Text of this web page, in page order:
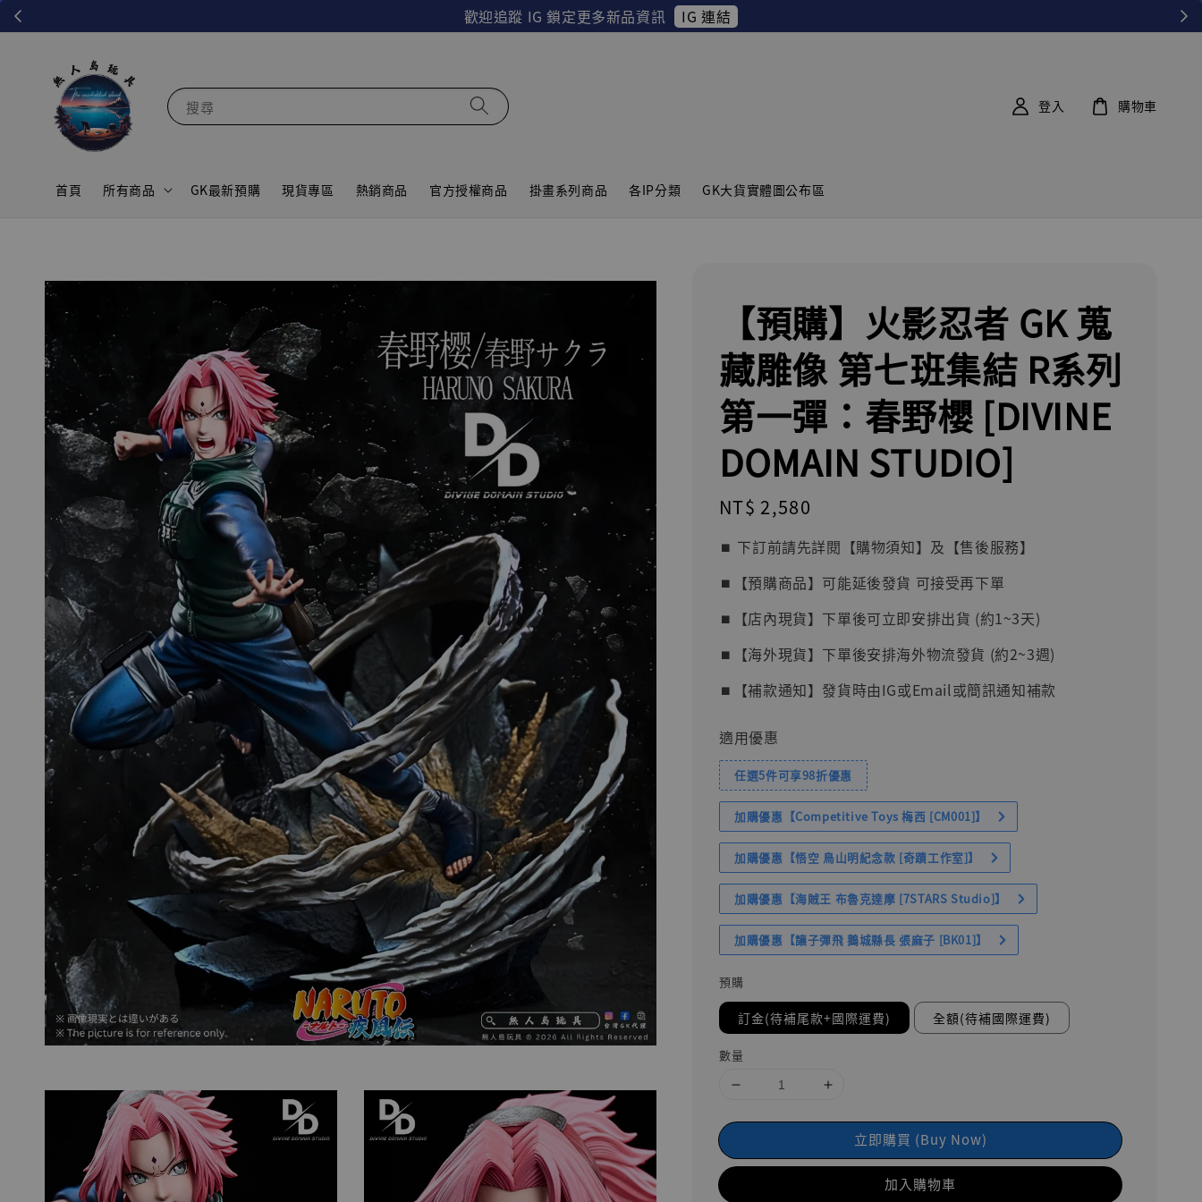
歡迎追蹤 IG 鎖定更多新品資訊 IG 連結
搜尋
首頁 所有商品 GK最新預購 現貨專區 熱銷商品 官方授權商品 掛畫系列商品 各IP分類 GK大貨實體圖公布區
登入 購物車
【預購】火影忍者 GK 蒐
藏雕像 第七班集結 R系列
第一彈：春野櫻 [DIVINE
DOMAIN STUDIO]
Regular
price
NT$ 2,580
⏹︎ 下訂前請先詳閱【購物須知】及【售後服務】
⏹︎【預購商品】可能延後發貨 可接受再下單
⏹︎【店內現貨】下單後可立即安排出貨 (約1~3天)
⏹︎【海外現貨】下單後安排海外物流發貨 (約2~3週)
⏹︎【補款通知】發貨時由IG或Email或簡訊通知補款
適用優惠
任選5件可享98折優惠
加購優惠【Competitive Toys 梅西 [CM001]】
加購優惠【悟空 鳥山明紀念款 [奇蹟工作室]】
加購優惠【海賊王 布魯克達摩 [7STARS Studio]】
加購優惠【讓子彈飛 鵝城縣長 張麻子 [BK01]】
預購
訂金(待補尾款+國際運費) 全額(待補國際運費)
數量
立即購買 (Buy Now)
加入購物車